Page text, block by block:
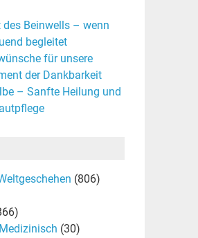
des Beinwells – wenn
begleitet
für unsere
der Dankbarkeit
– Sanfte Heilung und
(806)
(30)